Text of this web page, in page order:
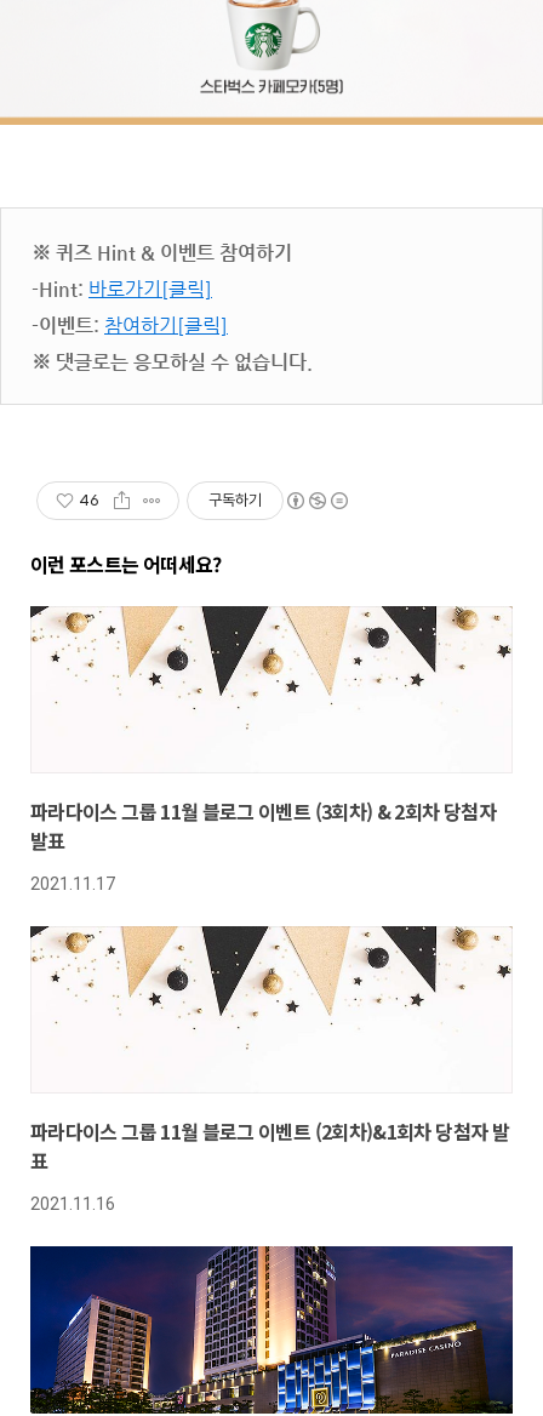
※ 퀴즈 Hint & 이벤트 참여하기
-Hint: 바로가기[클릭]
-이벤트: 참여하기[클릭]
※ 댓글로는 응모하실 수 없습니다.
46 구독하기
이런 포스트는 어떠세요?
파라다이스 그룹 11월 블로그 이벤트 (3회차) & 2회차 당첨자
발표
2021.11.17
파라다이스 그룹 11월 블로그 이벤트 (2회차)&1회차 당첨자 발
표
2021.11.16